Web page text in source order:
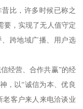
比，许多时候已称之
要，实现了无人值守定
跨地域广播、用户选
经营、合作共赢”的经
，以“诚信为本、优良
老客户来人来电洽谈业